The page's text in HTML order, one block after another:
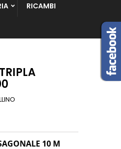
RICAMBI
10 M